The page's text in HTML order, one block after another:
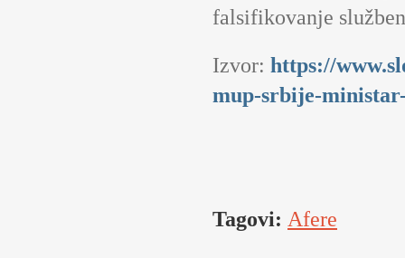
falsifikovanje
Izvor: https://
mup-srbije-
Tagovi: Afere